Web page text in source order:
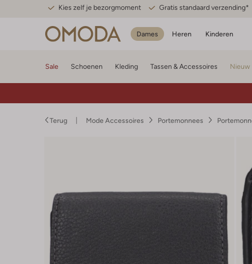
Kies zelf je bezorgmoment Gratis standaard verzending*
Dames Heren Kinderen
Sale Schoenen Kleding Tassen & Accessoires Nieuw
Terug Mode Accessoires Portemonnees